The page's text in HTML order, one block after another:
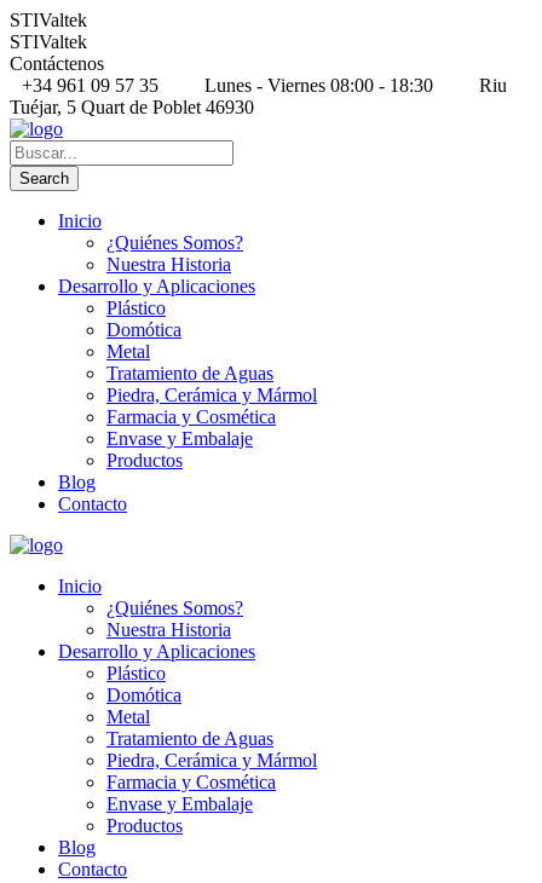
STIValtek
STIValtek
Contáctenos
+34 961 09 57 35
Lunes - Viernes 08:00 - 18:30
Riu
Tuéjar, 5 Quart de Poblet 46930
Inicio
¿Quiénes Somos?
Nuestra Historia
Desarrollo y Aplicaciones
Plástico
Domótica
Metal
Tratamiento de Aguas
Piedra, Cerámica y Mármol
Farmacia y Cosmética
Envase y Embalaje
Productos
Blog
Contacto
Inicio
¿Quiénes Somos?
Nuestra Historia
Desarrollo y Aplicaciones
Plástico
Domótica
Metal
Tratamiento de Aguas
Piedra, Cerámica y Mármol
Farmacia y Cosmética
Envase y Embalaje
Productos
Blog
Contacto